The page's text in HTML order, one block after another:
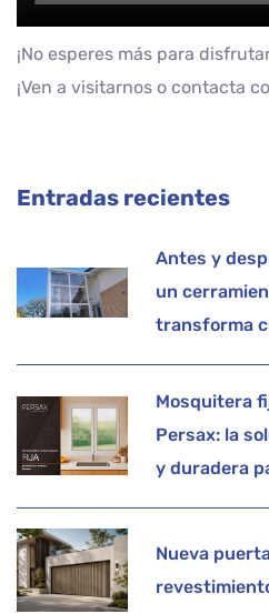
Entradas recientes
Antes y
un
transforma
Mosquitera
Persax: la
y duradera
Nueva
¡No esperes más para
¡Ven a visitarnos o contacta